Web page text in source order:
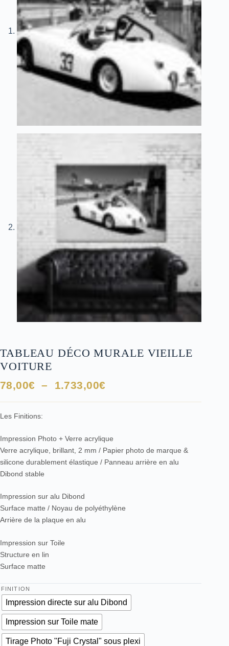
TABLEAU DÉCO MURALE VIEILLE
VOITURE
78,00€ – 1.733,00€Plage
1.733,00€
Les Finitions:
Impression Photo + Verre acrylique
Verre acrylique, brillant, 2 mm / Papier photo de marque &
silicone durablement élastique / Panneau arrière en alu
Dibond stable
Impression sur alu Dibond
Surface matte / Noyau de polyéthylène
Arrière de la plaque en alu
Impression sur Toile
Structure en lin
Surface matte
FINITION
Impression directe sur alu Dibond
Impression sur Toile mate
Tirage Photo "Fuji Crystal" sous plexi